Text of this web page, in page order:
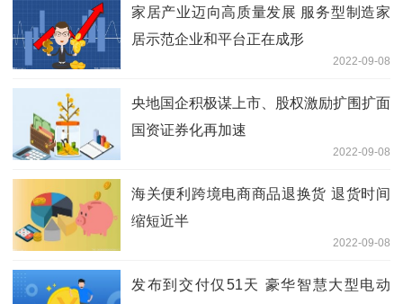
家居产业迈向高质量发展 服务型制造家
居示范企业和平台正在成形
2022-09-08
央地国企积极谋上市、股权激励扩围扩面
国资证券化再加速
2022-09-08
海关便利跨境电商商品退换货 退货时间
缩短近半
2022-09-08
发布到交付仅51天 豪华智慧大型电动